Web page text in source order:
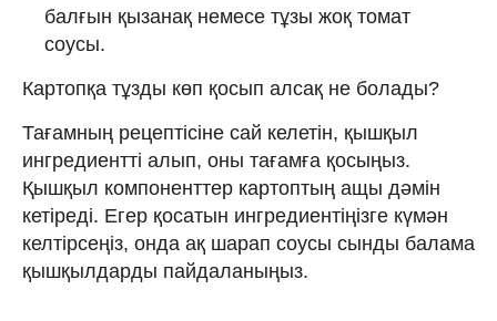
балғын қызанақ немесе тұзы жоқ томат
соусы.
Картопқа тұзды көп қосып алсақ не болады?
Тағамның рецептісіне сай келетін, қышқыл
ингредиентті алып, оны тағамға қосыңыз.
Қышқыл компоненттер картоптың ащы дәмін
кетіреді. Егер қосатын ингредиентіңізге күмән
келтірсеңіз, онда ақ шарап соусы сынды балама
қышқылдарды пайдаланыңыз.